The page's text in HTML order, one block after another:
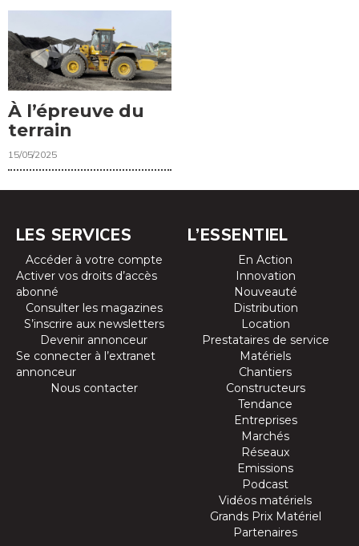
À l’épreuve du
terrain
15/05/2025
LES SERVICES
Accéder à votre compte
Activer vos droits d’accès
abonné
Consulter les magazines
S’inscrire aux newsletters
Devenir annonceur
Se connecter à l’extranet
annonceur
Nous contacter
L’ESSENTIEL
En Action
Innovation
Nouveauté
Distribution
Location
Prestataires de service
Matériels
Chantiers
Constructeurs
Tendance
Entreprises
Marchés
Réseaux
Emissions
Podcast
Vidéos matériels
Grands Prix Matériel
Partenaires